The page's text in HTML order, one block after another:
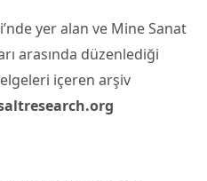
yer alan ve Mine Sanat
arasında düzenlediği
içeren arşiv